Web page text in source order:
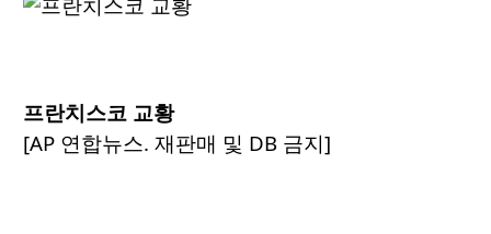
프란치스코 교황
[AP 연합뉴스. 재판매 및 DB 금지]